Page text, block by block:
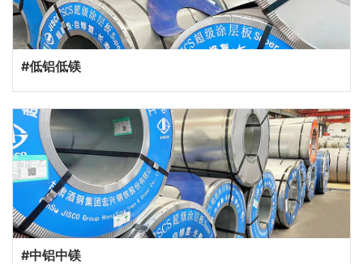
#低铝低镁
#中铝中镁